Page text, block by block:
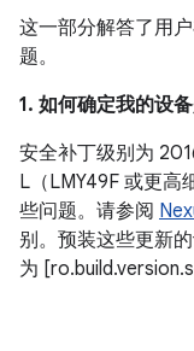
这一部分解答了用
题。
1. 如何确定我的设
安全补丁级别为
L（LMY49F 或更高
些问题。请参阅
别。预装这些更新
为